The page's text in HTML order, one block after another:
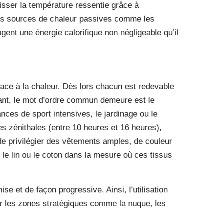
la température ressentie grâce à
sources de chaleur passives comme les
une énergie calorifique non négligeable qu’il
à la chaleur. Dès lors chacun est redevable
le mot d’ordre commun demeure est le
de sport intensives, le jardinage ou le
zénithales (entre 10 heures et 16 heures),
privilégier des vêtements amples, de couleur
lin ou le coton dans la mesure où ces tissus
et de façon progressive. Ainsi, l’utilisation
les zones stratégiques comme la nuque, les